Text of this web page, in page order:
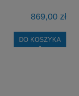
869,00 zł
DO KOSZYKA